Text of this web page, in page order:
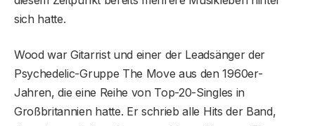
sich hatte.
Wood war Gitarrist und einer der Leadsänger der
Psychedelic-Gruppe The Move aus den 1960er-
Jahren, die eine Reihe von Top-20-Singles in
Großbritannien hatte. Er schrieb alle Hits der Band,